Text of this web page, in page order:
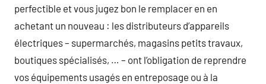
perfectible et vous jugez bon le remplacer en en
achetant un nouveau : les distributeurs d’appareils
électriques – supermarchés, magasins petits travaux,
boutiques spécialisés, … – ont l’obligation de reprendre
vos équipements usagés en entreposage ou à la